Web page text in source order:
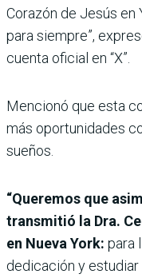
Corazón de Jesús en
para siempre”,
cuenta oficial en “X”.
Mencionó que esta
más oportunidades
sueños.
“Queremos que
transmitió la Dra.
en Nueva York: para
dedicación y